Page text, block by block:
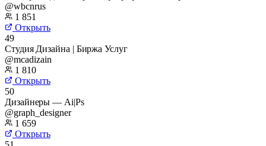
@wbcnrus
1 851
Открыть
49
Студия Дизайна | Биржа Услуг
@mcadizain
1 810
Открыть
50
Дизайнеры — Ai|Ps
@graph_designer
1 659
Открыть